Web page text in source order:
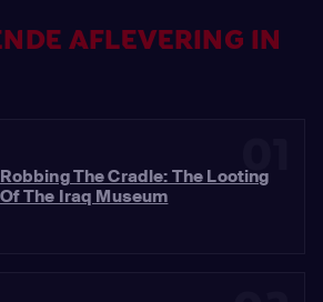
AFLEVERING IN
01
Robbing The Cradle: The Looting
Of The Iraq Museum